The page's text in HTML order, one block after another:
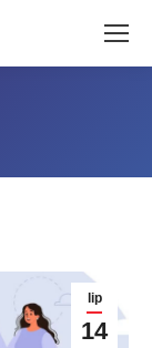
lip
14